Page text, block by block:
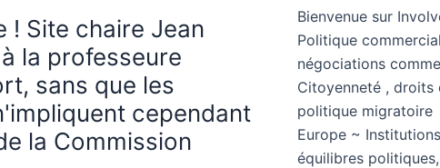
! Site chaire Jean
la professeure
sans que les
cependant
la Commission
Bienvenue sur
Politique
négociations
Citoyenneté ,
politique migratoire
Europe ~
équilibres